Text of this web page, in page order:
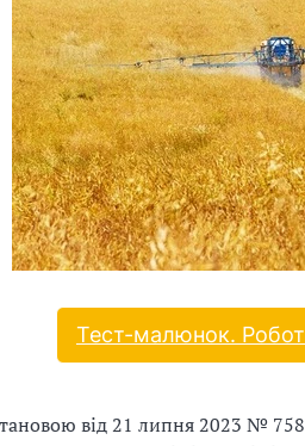
Тест-малюнок.
від 21 липня 2023 №